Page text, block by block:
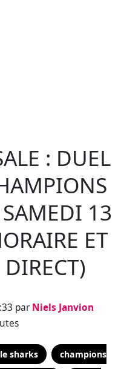
: DUEL
13
ET
par Niels Janvion
sharks champions